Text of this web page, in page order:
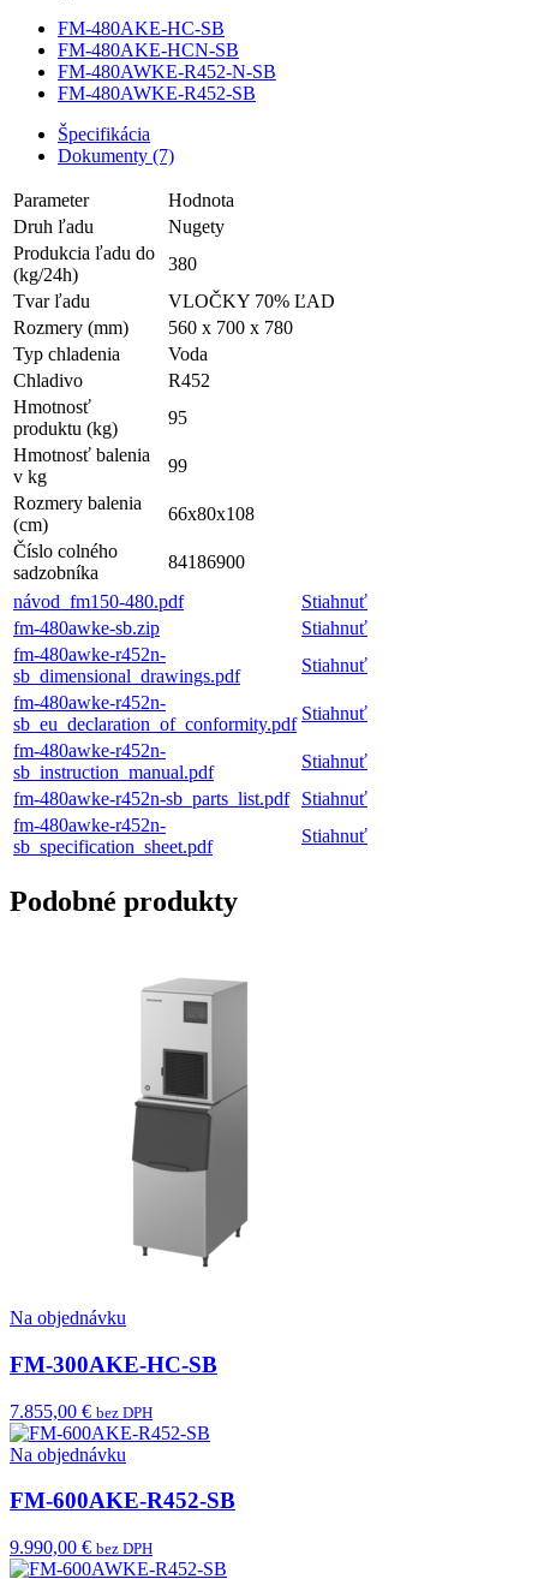
FM-480AKE-HC-SB
FM-480AKE-HCN-SB
FM-480AWKE-R452-N-SB
FM-480AWKE-R452-SB
Špecifikácia
Dokumenty (7)
Parameter
Hodnota
Druh ľadu
Nugety
Produkcia ľadu do
(kg/24h)
380
Tvar ľadu
VLOČKY 70% ĽAD
Rozmery (mm)
560 x 700 x 780
Typ chladenia
Voda
Chladivo
R452
Hmotnosť
produktu (kg)
95
Hmotnosť balenia
v kg
99
Rozmery balenia
(cm)
66x80x108
Číslo colného
sadzobníka
84186900
návod_fm150-480.pdf
Stiahnuť
fm-480awke-sb.zip
Stiahnuť
fm-480awke-r452n-
sb_dimensional_drawings.pdf
Stiahnuť
fm-480awke-r452n-
sb_eu_declaration_of_conformity.pdf
Stiahnuť
fm-480awke-r452n-
sb_instruction_manual.pdf
Stiahnuť
fm-480awke-r452n-sb_parts_list.pdf
Stiahnuť
fm-480awke-r452n-
sb_specification_sheet.pdf
Stiahnuť
Podobné produkty
Na objednávku
FM-300AKE-HC-SB
7.855,00 € bez DPH
Na objednávku
FM-600AKE-R452-SB
9.990,00 € bez DPH